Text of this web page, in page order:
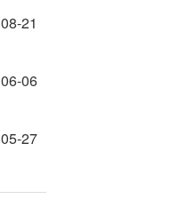
08-21
06-06
05-27